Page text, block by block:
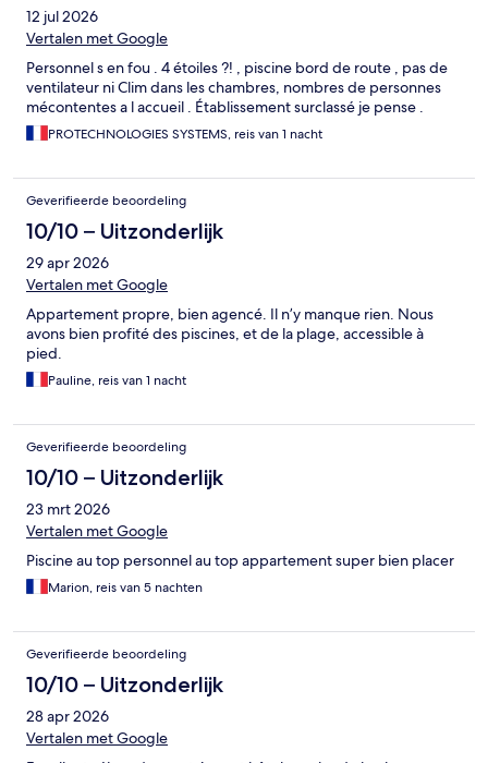
12 jul 2026
Vertalen met Google
Personnel s en fou . 4 étoiles ?! , piscine bord de route , pas de
ventilateur ni Clim dans les chambres, nombres de personnes
mécontentes a l accueil . Établissement surclassé je pense .
PROTECHNOLOGIES SYSTEMS, reis van 1 nacht
Geverifieerde beoordeling
10/10 – Uitzonderlijk
29 apr 2026
Vertalen met Google
Appartement propre, bien agencé. Il n’y manque rien. Nous
avons bien profité des piscines, et de la plage, accessible à
pied.
Pauline, reis van 1 nacht
Geverifieerde beoordeling
10/10 – Uitzonderlijk
23 mrt 2026
Vertalen met Google
Piscine au top personnel au top appartement super bien placer
Marion, reis van 5 nachten
Geverifieerde beoordeling
10/10 – Uitzonderlijk
28 apr 2026
Vertalen met Google